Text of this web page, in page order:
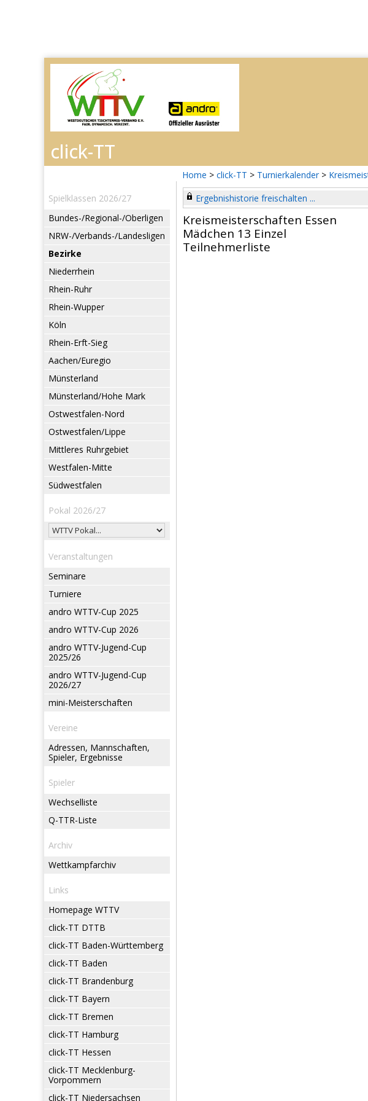
Home > click-TT > Turnierkalender >
Spielklassen 2026/27
Bundes-/Regional-/Oberligen
NRW-/Verbands-/Landesligen
Bezirke
Niederrhein
Rhein-Ruhr
Rhein-Wupper
Köln
Rhein-Erft-Sieg
Aachen/Euregio
Münsterland
Münsterland/Hohe Mark
Ostwestfalen-Nord
Ostwestfalen/Lippe
Mittleres Ruhrgebiet
Westfalen-Mitte
Südwestfalen
Pokal 2026/27
Veranstaltungen
Seminare
Turniere
andro WTTV-Cup 2025
andro WTTV-Cup 2026
andro WTTV-Jugend-Cup
2025/26
andro WTTV-Jugend-Cup
2026/27
mini-Meisterschaften
Vereine
Adressen, Mannschaften,
Spieler, Ergebnisse
Spieler
Wechselliste
Q-TTR-Liste
Archiv
Wettkampfarchiv
Links
Homepage WTTV
click-TT DTTB
click-TT Baden-Württemberg
click-TT Baden
click-TT Brandenburg
click-TT Bayern
click-TT Bremen
click-TT Hamburg
click-TT Hessen
click-TT Mecklenburg-
Vorpommern
click-TT Niedersachsen
Ergebnishistorie freischalten ...
Kreismeisterschaften Essen
Mädchen 13 Einzel
Teilnehmerliste